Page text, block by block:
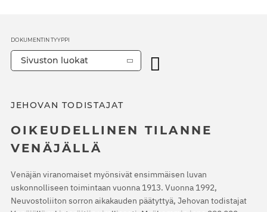
JEHOVAN TODISTAJAT
OIKEUDELLINEN TILANNE
VENÄJÄLLÄ
Venäjän viranomaiset myönsivät ensimmäisen luvan
uskonnolliseen toimintaan vuonna 1913. Vuonna 1992,
Neuvostoliiton sorron aikakauden päätyttyä, Jehovan todistajat
DOKUMENTIN TYYPPI
Sivuston luokat